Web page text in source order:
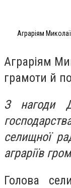
Аграріям
Аграріям
грамоти й
З нагоди
селищної
аграріїв
Голова